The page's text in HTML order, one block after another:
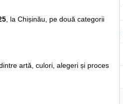
, la Chișinău, pe două categorii
artă, culori, alegeri și proces